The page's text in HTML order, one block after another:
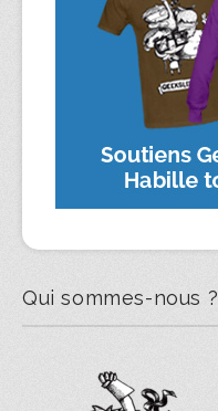
Qui sommes-nous ?